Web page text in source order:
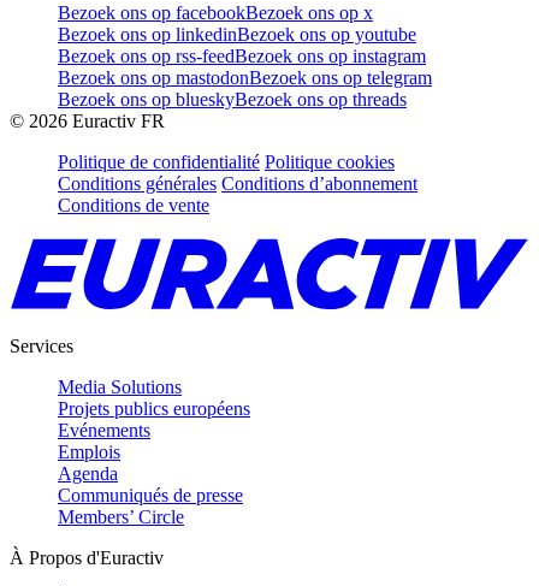
Bezoek ons op facebookBezoek ons op x
Bezoek ons op linkedinBezoek ons op youtube
Bezoek ons op rss-feedBezoek ons op instagram
Bezoek ons op mastodonBezoek ons op telegram
Bezoek ons op blueskyBezoek ons op threads
© 2026 Euractiv FR
Politique de confidentialité Politique cookies
Conditions générales Conditions d’abonnement
Conditions de vente
Services
Media Solutions
Projets publics européens
Evénements
Emplois
Agenda
Communiqués de presse
Members’ Circle
À Propos d'Euractiv